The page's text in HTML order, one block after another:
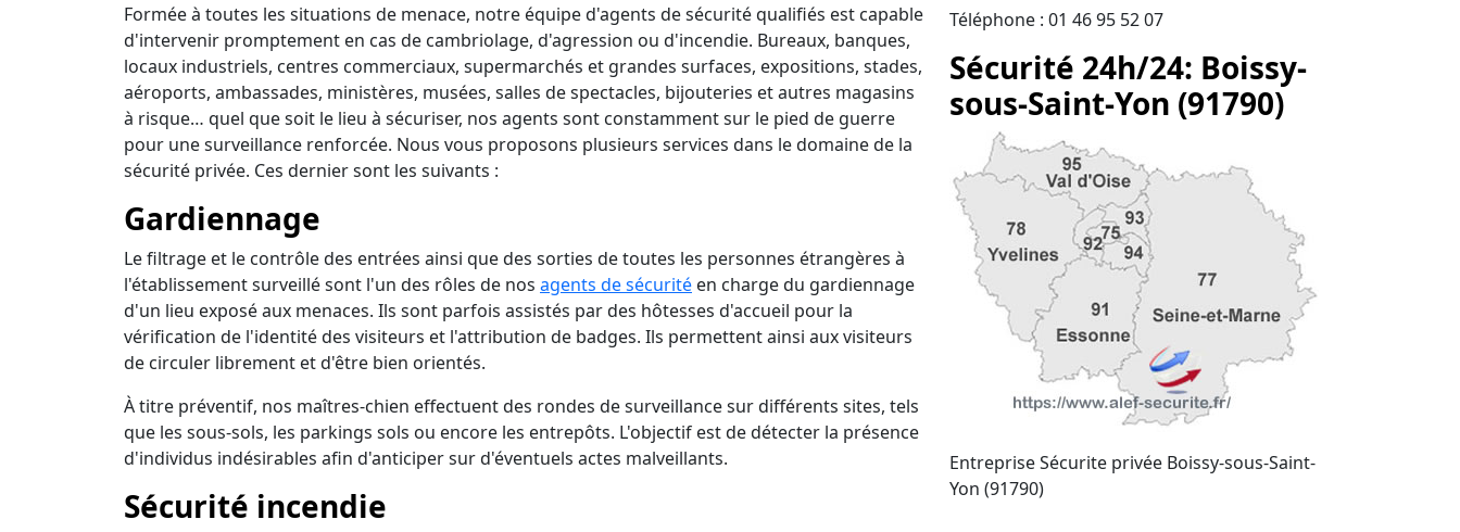
Formée à toutes les situations de menace, notre équipe d'agents de sécurité qualifiés est capable
d'intervenir promptement en cas de cambriolage, d'agression ou d'incendie. Bureaux, banques,
locaux industriels, centres commerciaux, supermarchés et grandes surfaces, expositions, stades,
aéroports, ambassades, ministères, musées, salles de spectacles, bijouteries et autres magasins
à risque… quel que soit le lieu à sécuriser, nos agents sont constamment sur le pied de guerre
pour une surveillance renforcée. Nous vous proposons plusieurs services dans le domaine de la
sécurité privée. Ces dernier sont les suivants :
Gardiennage
Le filtrage et le contrôle des entrées ainsi que des sorties de toutes les personnes étrangères à
l'établissement surveillé sont l'un des rôles de nos agents de sécurité en charge du gardiennage
d'un lieu exposé aux menaces. Ils sont parfois assistés par des hôtesses d'accueil pour la
vérification de l'identité des visiteurs et l'attribution de badges. Ils permettent ainsi aux visiteurs
de circuler librement et d'être bien orientés.
À titre préventif, nos maîtres-chien effectuent des rondes de surveillance sur différents sites, tels
que les sous-sols, les parkings sols ou encore les entrepôts. L'objectif est de détecter la présence
d'individus indésirables afin d'anticiper sur d'éventuels actes malveillants.
Sécurité incendie
Téléphone : 01 46 95 52 07
Sécurité 24h/24: Boissy-
sous-Saint-Yon (91790)
Entreprise Sécurite privée Boissy-sous-Saint-
Yon (91790)